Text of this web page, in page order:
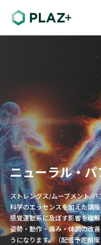
ニューラル・
ストレングス/ムーブメント/
科学のエッセンスを加えた講
感覚運動系に及ぼす影響を理
姿勢・動作・痛み・体調の改
うになります。（配信予定頻度